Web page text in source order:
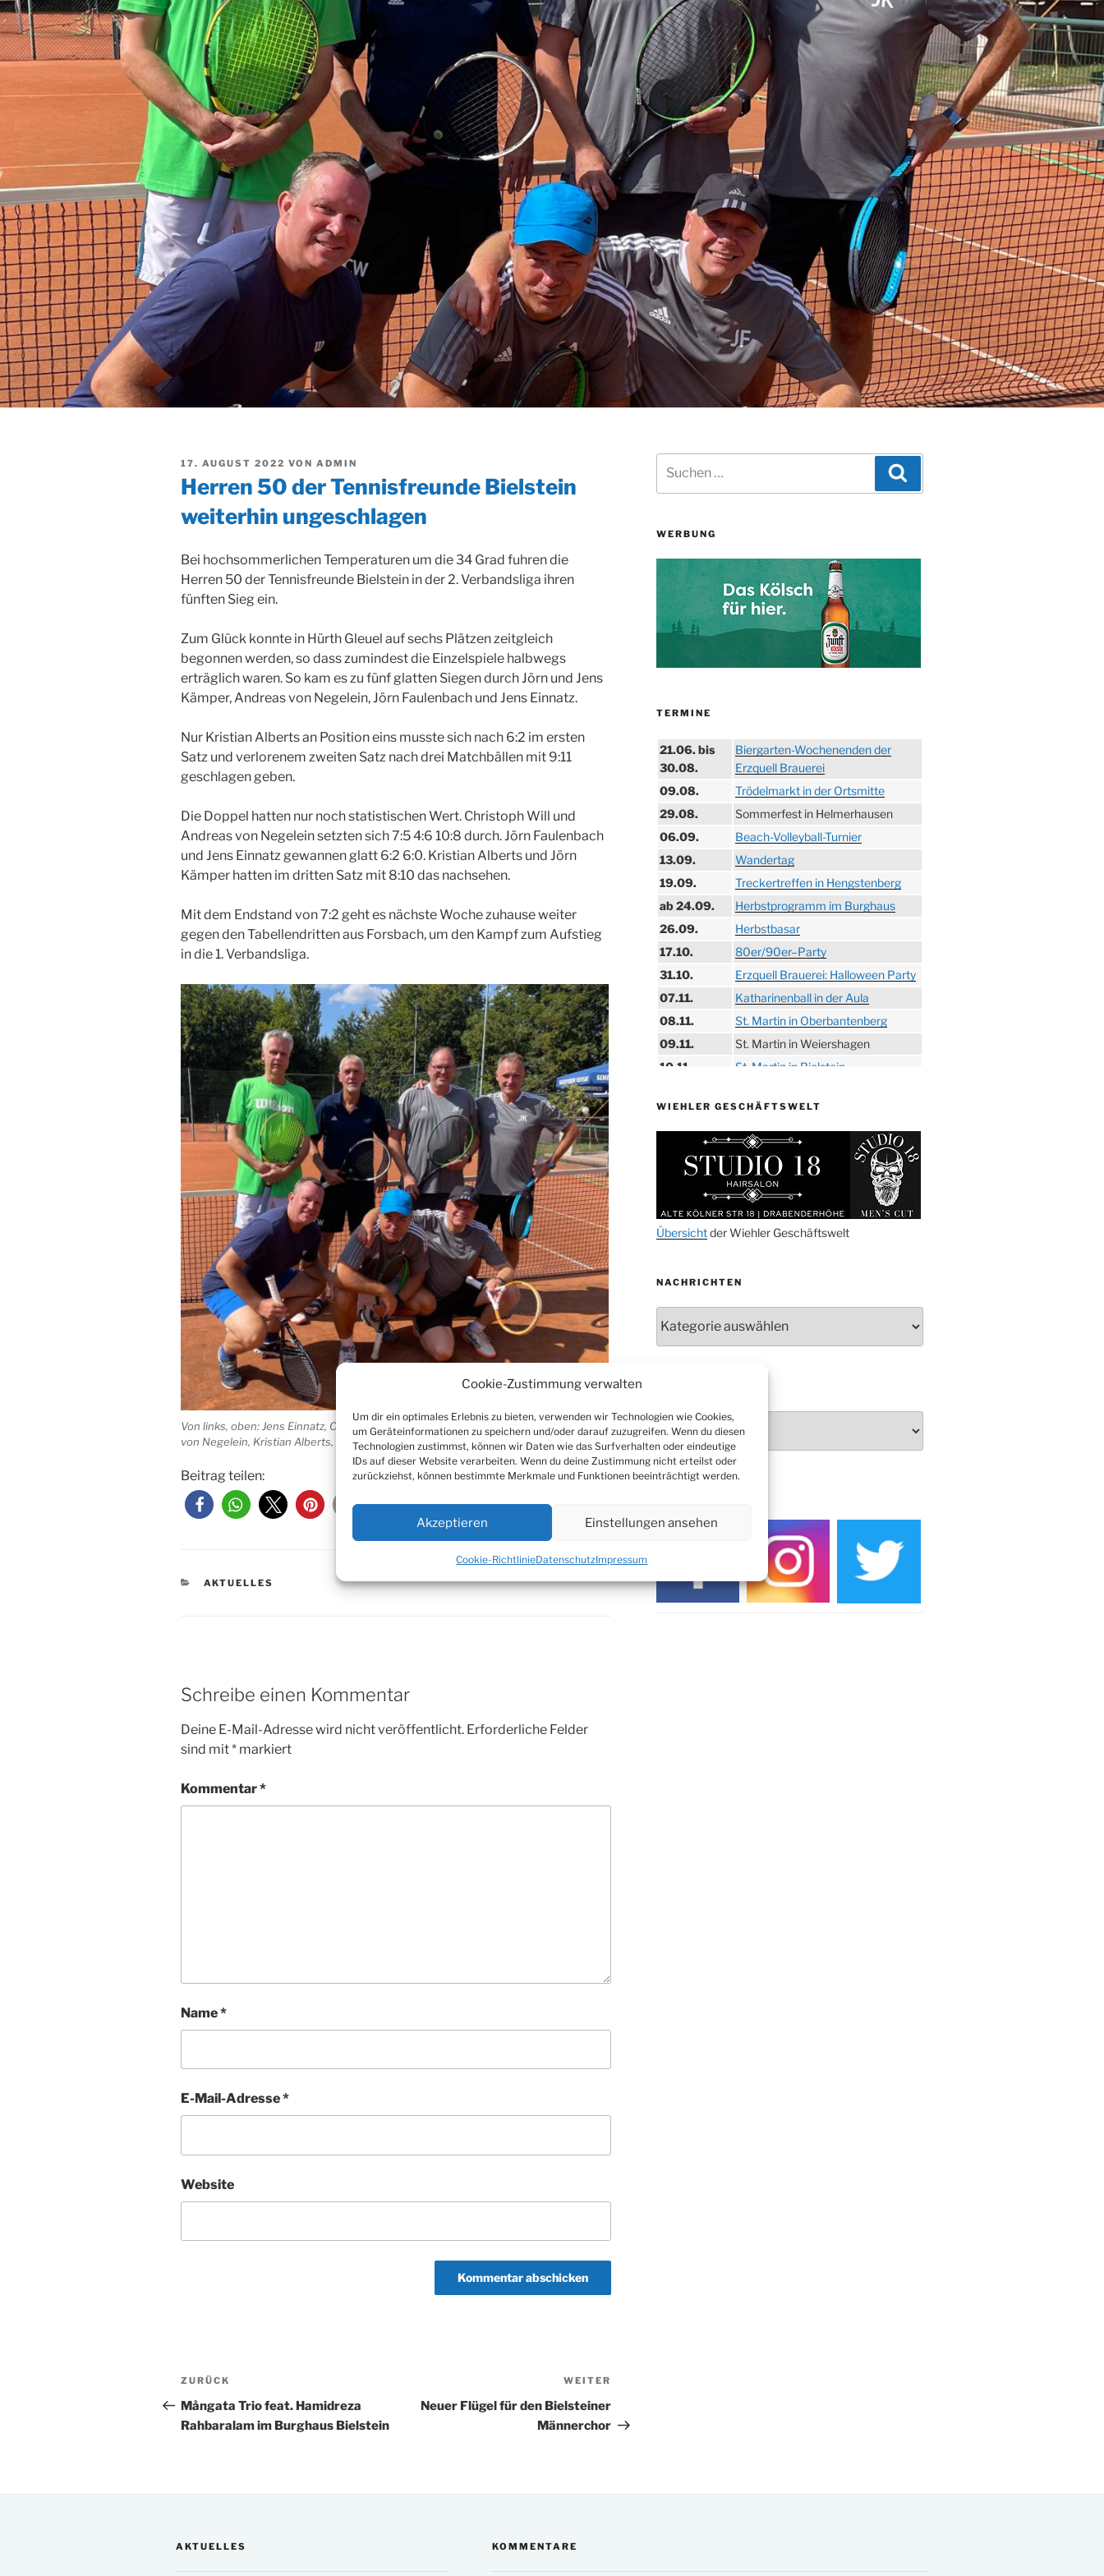
Cookie-Zustimmung verwalten
Um dir ein optimales Erlebnis zu bieten, verwenden wir Technologien wie Cookies,
um Geräteinformationen zu speichern und/oder darauf zuzugreifen. Wenn du diesen
Technologien zustimmst, können wir Daten wie das Surfverhalten oder eindeutige
IDs auf dieser Website verarbeiten. Wenn du deine Zustimmung nicht erteilst oder
zurückziehst, können bestimmte Merkmale und Funktionen beeinträchtigt werden.
Akzeptieren Einstellungen ansehen
Cookie-RichtlinieDatenschutzImpressum
VERÖFFENTLICHT
AM
17. AUGUST 2022 VON ADMIN
Herren 50 der Tennisfreunde Bielstein
weiterhin ungeschlagen
Bei hochsommerlichen Temperaturen um die 34 Grad fuhren die
Herren 50 der Tennisfreunde Bielstein in der 2. Verbandsliga ihren
fünften Sieg ein.
Zum Glück konnte in Hürth Gleuel auf sechs Plätzen zeitgleich
begonnen werden, so dass zumindest die Einzelspiele halbwegs
erträglich waren. So kam es zu fünf glatten Siegen durch Jörn und Jens
Kämper, Andreas von Negelein, Jörn Faulenbach und Jens Einnatz.
Nur Kristian Alberts an Position eins musste sich nach 6:2 im ersten
Satz und verlorenem zweiten Satz nach drei Matchbällen mit 9:11
geschlagen geben.
Die Doppel hatten nur noch statistischen Wert. Christoph Will und
Andreas von Negelein setzten sich 7:5 4:6 10:8 durch. Jörn Faulenbach
und Jens Einnatz gewannen glatt 6:2 6:0. Kristian Alberts und Jörn
Kämper hatten im dritten Satz mit 8:10 das nachsehen.
Mit dem Endstand von 7:2 geht es nächste Woche zuhause weiter
gegen den Tabellendritten aus Forsbach, um den Kampf zum Aufstieg
in die 1. Verbandsliga.
Von links, oben: Jens Einnatz, Christoph Will, Jens und Jörn Kämper. Unten: Andreas
von Negelein, Kristian Alberts, Jörn Faulenbach
Beitrag teilen:
KATEGORIEN
AKTUELLES
Schreibe einen Kommentar
Deine E-Mail-Adresse wird nicht veröffentlicht. Erforderliche Felder
sind mit* markiert
Kommentar*
Name*
E-Mail-Adresse*
Website
Beitragsnavigation
Vorheriger
Beitrag
ZURÜCK
Mångata Trio feat. Hamidreza
Rahbaralam im Burghaus Bielstein
Beitrag
WEITER
Neuer Flügel für den Bielsteiner
Männerchor
nach:
WERBUNG
TERMINE
21.06. bis
30.08.
Biergarten-Wochenenden der
Erzquell Brauerei
09.08.
Trödelmarkt in der Ortsmitte
29.08.
Sommerfest in Helmerhausen
06.09.
Beach-Volleyball-Turnier
13.09.
Wandertag
19.09.
Treckertreffen in Hengstenberg
ab 24.09.
Herbstprogramm im Burghaus
26.09.
Herbstbasar
17.10.
80er/90er–Party
31.10.
Erzquell Brauerei: Halloween Party
07.11.
Katharinenball in der Aula
08.11.
St. Martin in Oberbantenberg
09.11.
St. Martin in Weiershagen
10.11.
St. Martin in Bielstein
14.11.
Proklamation der Tollitäten
15.11.
Konzert Bielsteiner Männerchor
15.11.
Volkstrauertag am Ehrenmal
Anknipsfest an der
Oberbantenberger Kirche
29.11.
Adventskonzert Frauenchor
Oberbantenberg
06.12.
Adventsfeier im Ev. Gemeindehaus
24.09. bis
10.12.
Herbstprogramm Burghaus
Bielstein
Weihnachtsmarkt rund um die
WIEHLER GESCHÄFTSWELT
Übersichtder Wiehler Geschäftswelt
NACHRICHTEN
Archiv
AKTUELLES KOMMENTARE